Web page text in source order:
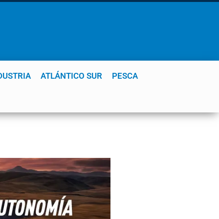
ATLÁNTICO SUR PESCA